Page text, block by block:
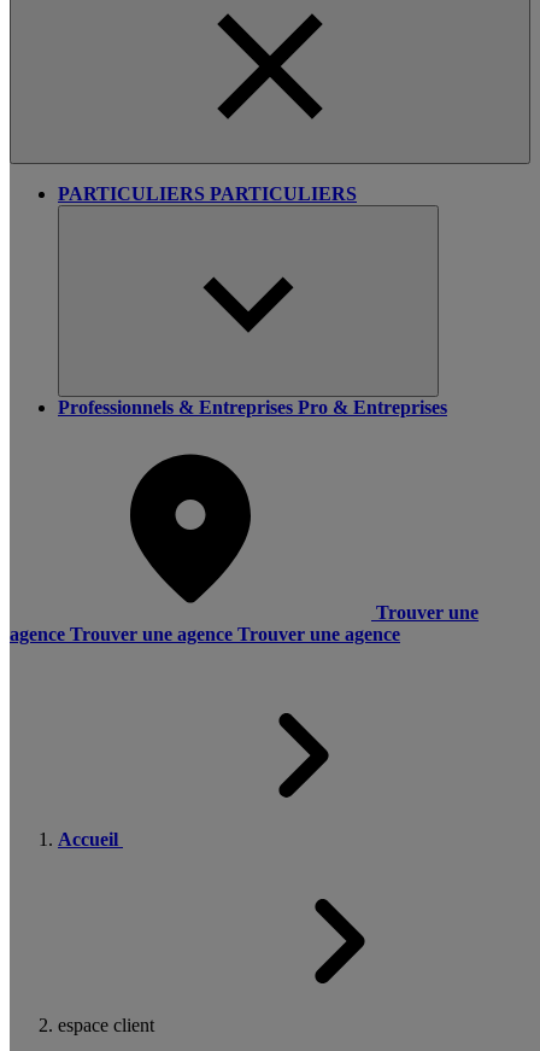
PARTICULIERS PARTICULIERS
Professionnels & Entreprises Pro & Entreprises
Trouver une
agence Trouver une agence Trouver une agence
Accueil
espace client